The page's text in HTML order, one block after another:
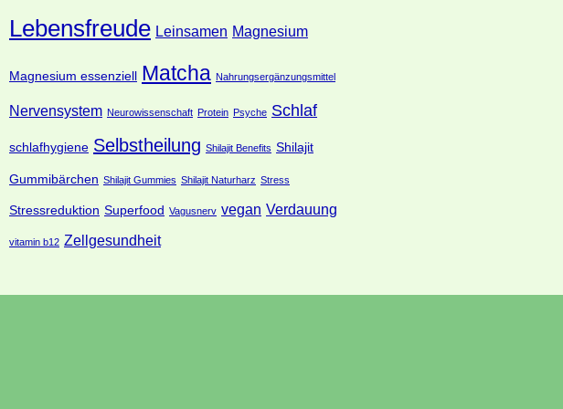
Lebensfreude Leinsamen Magnesium
Magnesium essenziell Matcha Nahrungsergänzungsmittel
Nervensystem Neurowissenschaft Protein Psyche Schlaf
schlafhygiene Selbstheilung Shilajit Benefits Shilajit
Gummibärchen Shilajit Gummies Shilajit Naturharz Stress
Stressreduktion Superfood Vagusnerv vegan Verdauung
vitamin b12 Zellgesundheit